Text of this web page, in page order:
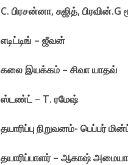
C. பிரசன்னா, சுஜித்,
எடிட்டிங் – ஜீவன்
கலை இயக்கம் – சிவா யாதவ்
ஸ்டண்ட் – T. ரமேஷ்
தயாரிப்பு நிறுவனம்- பெப்பர்
தயாரிப்பாளர் – ஆகாஷ்